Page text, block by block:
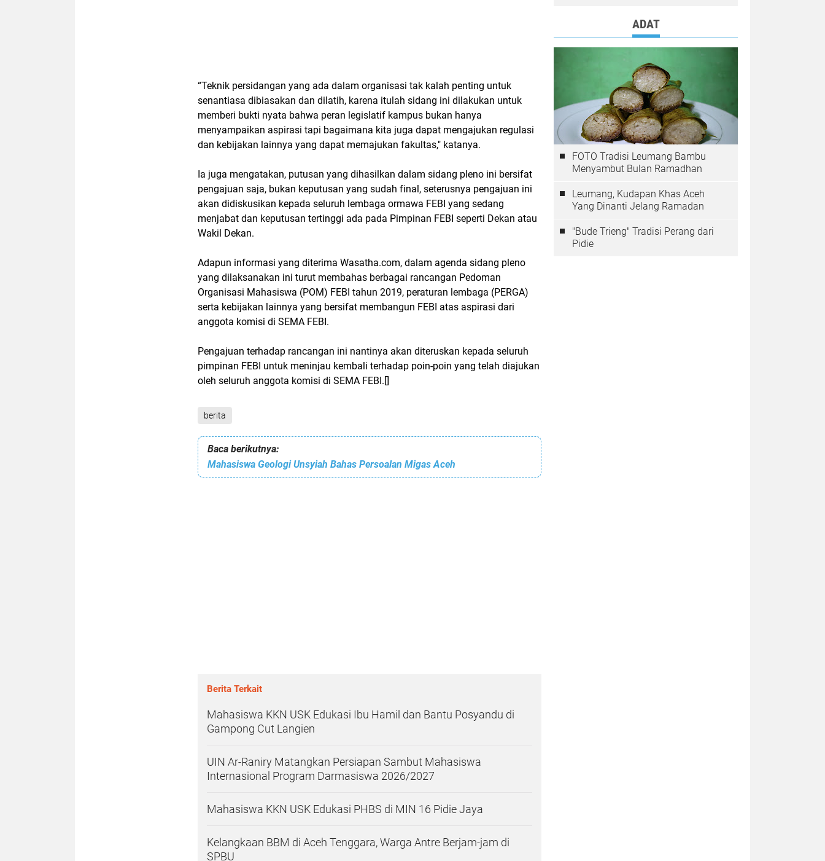
“Teknik persidangan yang ada dalam organisasi tak kalah penting untuk
senantiasa dibiasakan dan dilatih, karena itulah sidang ini dilakukan untuk
memberi bukti nyata bahwa peran legislatif kampus bukan hanya
menyampaikan aspirasi tapi bagaimana kita juga dapat mengajukan regulasi
dan kebijakan lainnya yang dapat memajukan fakultas," katanya.
Ia juga mengatakan, putusan yang dihasilkan dalam sidang pleno ini bersifat
pengajuan saja, bukan keputusan yang sudah final, seterusnya pengajuan ini
akan didiskusikan kepada seluruh lembaga ormawa FEBI yang sedang
menjabat dan keputusan tertinggi ada pada Pimpinan FEBI seperti Dekan atau
Wakil Dekan.
Adapun informasi yang diterima Wasatha.com, dalam agenda sidang pleno
yang dilaksanakan ini turut membahas berbagai rancangan Pedoman
Organisasi Mahasiswa (POM) FEBI tahun 2019, peraturan lembaga (PERGA)
serta kebijakan lainnya yang bersifat membangun FEBI atas aspirasi dari
anggota komisi di SEMA FEBI.
Pengajuan terhadap rancangan ini nantinya akan diteruskan kepada seluruh
pimpinan FEBI untuk meninjau kembali terhadap poin-poin yang telah diajukan
oleh seluruh anggota komisi di SEMA FEBI.[]
berita
Baca berikutnya:
Mahasiswa Geologi Unsyiah Bahas Persoalan Migas Aceh
Berita Terkait
Mahasiswa KKN USK Edukasi Ibu Hamil dan Bantu Posyandu di
Gampong Cut Langien
UIN Ar-Raniry Matangkan Persiapan Sambut Mahasiswa
Internasional Program Darmasiswa 2026/2027
Mahasiswa KKN USK Edukasi PHBS di MIN 16 Pidie Jaya
Kelangkaan BBM di Aceh Tenggara, Warga Antre Berjam-jam di
SPBU
ADAT
FOTO Tradisi Leumang Bambu
Menyambut Bulan Ramadhan
Leumang, Kudapan Khas Aceh
Yang Dinanti Jelang Ramadan
"Bude Trieng" Tradisi Perang dari
Pidie